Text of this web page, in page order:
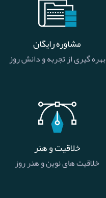
مشاوره رایگان
بهره گیری از تجربه و دانش روز
خلاقیت و هنر
خلاقیت های نوین و هنر روز